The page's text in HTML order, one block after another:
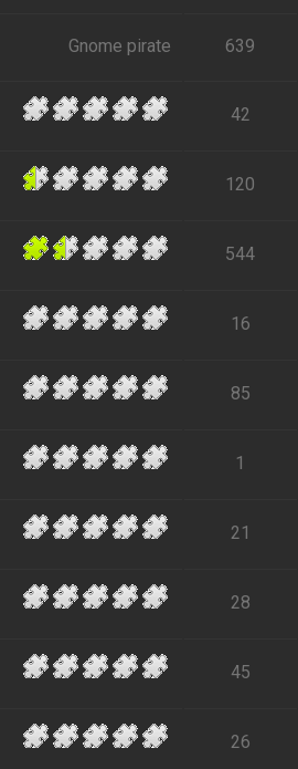
Gnome pirate 639
42
120
544
16
85
1
21
28
45
26